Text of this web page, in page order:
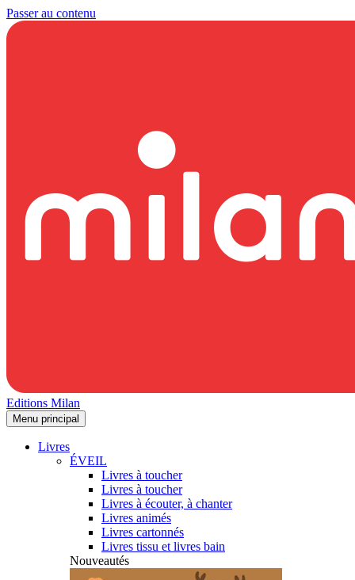
Passer au contenu
Editions Milan
Menu principal
Livres
ÉVEIL
Livres à toucher
Livres à toucher
Livres à écouter, à chanter
Livres animés
Livres cartonnés
Livres tissu et livres bain
Nouveautés